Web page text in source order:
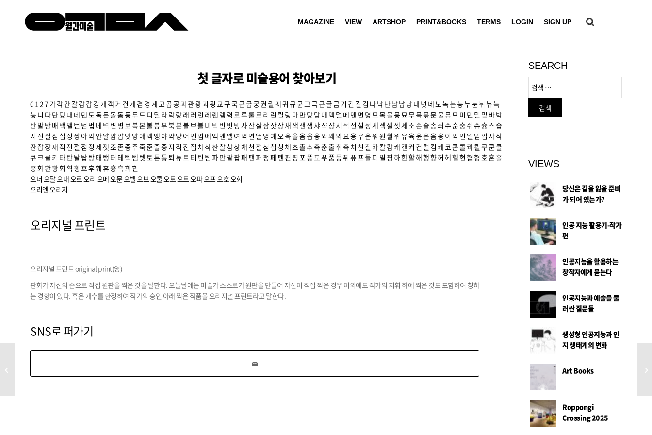
MAGAZINE VIEW ARTSHOP PRINT&BOOKS TERMS LOGIN SIGN UP
첫 글자로 미술용어 찾아보기
0 1 27 가각간갈감갑강개 객 거 건 게 겸 경 계 고 곱공과관광괴 굉 교 구국군굽궁권 궐 궤귀 규균그극근글금기 긴 길 김 나낙난남납낭내 넛 네 노 녹논농누눈뉘 뉴늑
능 니 다단당대 데 덴 도 독돈돌돔동두 드 디 딜 라락랑래 러 런 레 렌 렘 력 로 루룰 르 리 린 릴 링 마만망맞매 맥 멀 메 멘 면 명 모 목몰몽 묘 무묵묶문물뮤 므 미 민 밀 밑 바박
반발방배 백 밸 번 범 법 베 벽 변 병 보 복본볼봉부북분불 브 블 비 빅 빈 빗 빙 사산살삼삿상새 색 샌 생샤샥샹서 석 선 설 성 세 섹 셀 셋셰 소손솔송쇠 수순숭쉬 슈슝 스습
시 신 실 심 십 싱 쌍아악안알암압앗앙애 액 앵 야약양어 언 엄 에 엑 엔 엘 여 역 연 열 영 예 오 옥올옴옵옹와왜 외 요 용우운워 원 월 위 유육윤은음응 이 익 인 일 임 입 자작
잔잡장재 적 전 절 점 정 제 젯 조존종주죽준줄중 지 직 진 집 차착찬찰참창채 천 철 첨 첩 청 체 초촐추축춘출취 측 치 친 칠 카칼캄캐 캔 커 컨 컬 컴 케 코 콘콜콰쾰 쿠쿤쿨
큐 크 클 키 타탄탈탑탕태 탱 터 테 텍 템 텟 토 톤통퇴 튜 트 티 틴 팀 파판팔팝패팬퍼 펑 페펜편 평 포 퐁 표 푸품풍퓌 퓨 프 플피 필 핑 하한할해행향허 헤헬현 협 형 호혼홀
홍화환황회 획 횡 효후훼휴흉흑희 힌
오너 오달 오대 오르 오리 오메 오문 오벨 오브 오쿨 오토 오트 오파 오프 오호 오회
오리엔 오리지
오리지널 프린트
오리지널 프린트 original print(영)
판화가 자신의 손으로 직접 원판을 찍은 것을 말한다. 오늘날에는 미술가 스스로가 원판을 만들어 자신이 직접 찍은 경우 이외에도 작가의 지휘 하에 찍은 것도 포함하여 칭하
는 경향이 있다. 혹은 개수를 한정하여 작가의 승인 아래 찍은 작품을 오리지널 프린트라고 말한다.
SNS로 퍼가기
SEARCH
VIEWS
당신은 길을 잃을 준비
가 되어 있는가?
인공 지능 활용기-작가
편
인공지능을 활용하는
창작자에게 묻는다
인공지능과 예술을 둘
러싼 질문들
생성형 인공지능과 인
지 생태계의 변화
Art Books
Roppongi
Crossing 2025